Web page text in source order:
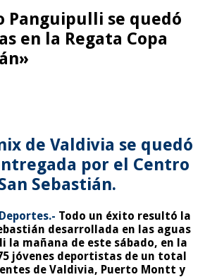
Panguipulli se quedó
en la Regata Copa
de Valdivia se quedó
por el Centro
Sebastián.
Deportes.- Todo un éxito resultó la
desarrollada en las aguas
la mañana de este sábado, en la
jóvenes deportistas de un total
de Valdivia, Puerto Montt y